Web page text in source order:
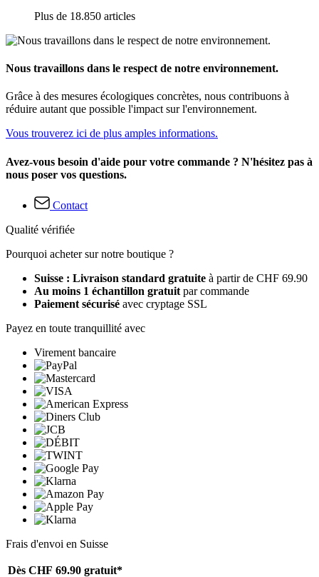
Plus de 18.850 articles
Nous travaillons dans le respect de notre environnement.
Grâce à des mesures écologiques concrètes, nous contribuons à
réduire autant que possible l'impact sur l'environnement.
Vous trouverez ici de plus amples informations.
Avez-vous besoin d'aide pour votre commande ? N'hésitez pas à
nous poser vos questions.
Contact
Qualité vérifiée
Pourquoi acheter sur notre boutique ?
Suisse : Livraison standard gratuite à partir de CHF 69.90
Au moins 1 échantillon gratuit par commande
Paiement sécurisé avec cryptage SSL
Payez en toute tranquillité avec
Virement bancaire
Frais d'envoi en Suisse
Dès CHF 69.90 gratuit*